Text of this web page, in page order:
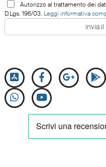
Autorizzo al trattamento dei
D.Lgs. 196/03. Leggi informativa